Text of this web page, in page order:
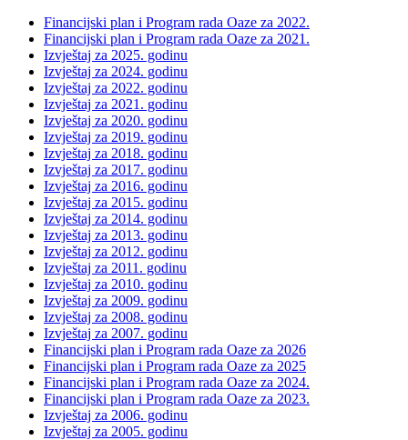
Financijski plan i Program rada Oaze za 2022.
Financijski plan i Program rada Oaze za 2021.
Izvještaj za 2025. godinu
Izvještaj za 2024. godinu
Izvještaj za 2022. godinu
Izvještaj za 2021. godinu
Izvještaj za 2020. godinu
Izvještaj za 2019. godinu
Izvještaj za 2018. godinu
Izvještaj za 2017. godinu
Izvještaj za 2016. godinu
Izvještaj za 2015. godinu
Izvještaj za 2014. godinu
Izvještaj za 2013. godinu
Izvještaj za 2012. godinu
Izvještaj za 2011. godinu
Izvještaj za 2010. godinu
Izvještaj za 2009. godinu
Izvještaj za 2008. godinu
Izvještaj za 2007. godinu
Financijski plan i Program rada Oaze za 2026
Financijski plan i Program rada Oaze za 2025
Financijski plan i Program rada Oaze za 2024.
Financijski plan i Program rada Oaze za 2023.
Izvještaj za 2006. godinu
Izvještaj za 2005. godinu